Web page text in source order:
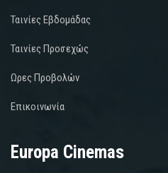
Ταινίες Εβδομάδας
Ταινίες Προσεχώς
Ωρες Προβολών
Επικοινωνία
Europa Cinemas